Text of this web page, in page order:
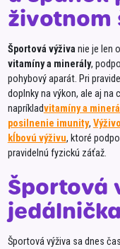
životnom
Športová výživa nie je len o
vitamíny a minerály,
pohybový aparát. Pri
doplnky na výkon, ale aj
napríkladvitamíny a
posilnenie imunity,
kĺbovú výživu, ktoré
pravidelnú fyzickú záťaž.
Športová
Športová výživa sa dnes